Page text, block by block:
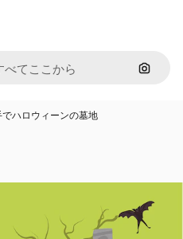
画像で
ハロウィーンの墓地